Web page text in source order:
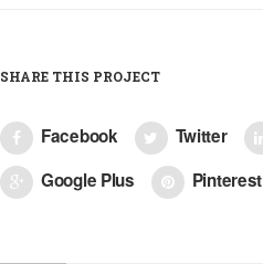
SHARE THIS PROJECT
Facebook Twitter
Google Plus
Pinterest